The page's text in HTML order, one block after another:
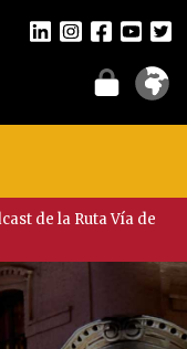
de la Ruta Vía de